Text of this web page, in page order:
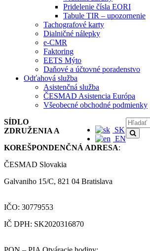
Pridelenie čísla EORI
Tabule TIR – upozornenie
Tachografové karty
Dialničné nálepky
e-CMR
Faktoring
EETS Mýto
Daňové a účtovné poradenstvo
Odťahová služba
Asistenčná služba
ČESMAD Asistencia Európa
Všeobecné obchodné podmienky
SK
EN
SÍDLO
ZDRUŽENIA A
KOREŠPONDENČNÁ ADRESA:
ČESMAD Slovakia
Galvaniho 15/C, 821 04 Bratislava
IČO: 30779553
IČ DPH: SK2020316870